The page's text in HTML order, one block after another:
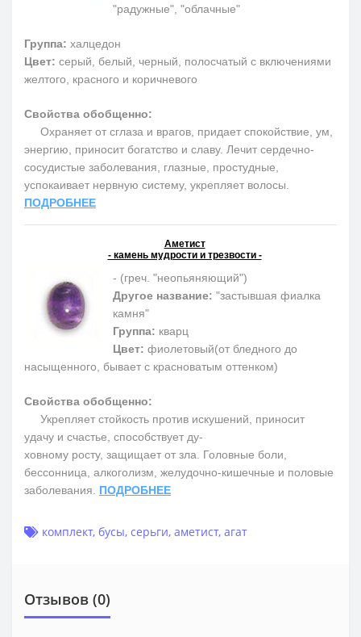
"радужные", "облачные"
Группа: халцедон
Цвет: серый, белый, черный, полосчатый с включениями
желтого, красного и коричневого
Свойства обобщенно:
Охраняет от сглаза и врагов, придает спокойствие, ум,
энергию, приносит богатство и славу. Лечит сердечно-
сосудистые заболевания, глазные, простудные,
успокаивает нервную систему, укрепляет волосы.
ПОДРОБНЕЕ
Аметист
- камень мудрости и трезвости -
- (греч. "неопьяняющий")
Другое название: "застывшая фиалка
камня"
Группа: кварц
Цвет: фиолетовый(от бледного до
насыщенного, бывает с красноватым оттенком)
Свойства обобщенно:
Укрепляет стойкость против искушений, приносит
удачу и счастье, способствует ду-
ховному росту, защищает от зла. Головные боли,
бессонница, алкоголизм, желудочно-кишечные и половые
заболевания. ПОДРОБНЕЕ
комплект, бусы, серьги, аметист, агат
Отзывов (0)